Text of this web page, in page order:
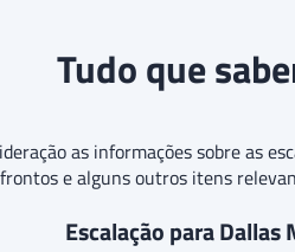
Tudo que
as informações sobre as
e alguns outros itens
Escalação para Dallas